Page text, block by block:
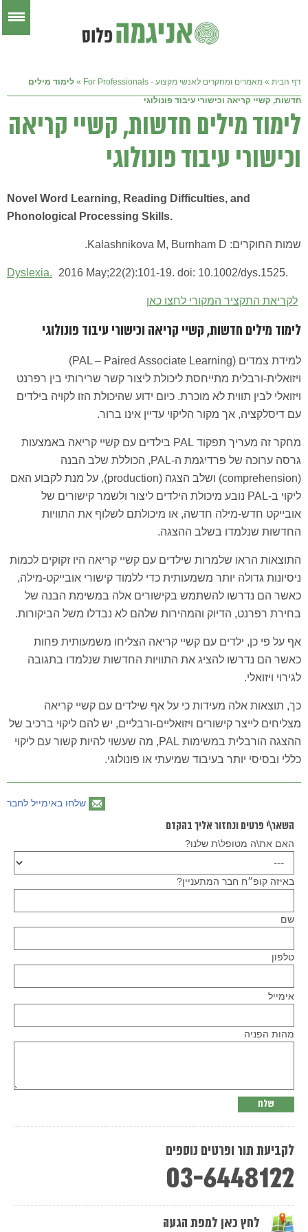
דף הבית » מאמרים ומחקרים לאנשי מקצוע - For Professionals » לימוד מילים
חדשות, קשיי קריאה וכישורי עיבוד פונולוגי
לימוד מילים חדשות, קשיי קריאה
וכישורי עיבוד פונולוגי
Novel Word Learning, Reading Difficulties, and
Phonological Processing Skills.
שמות החוקרים: Kalashnikova M, Burnham D.
Dyslexia. 2016 May;22(2):101-19. doi: 10.1002/dys.1525.
לקריאת התקציר המקורי לחצו כאן
לימוד מילים חדשות, קשיי קריאה וכישורי עיבוד פונולוגי
למידת צמדים (PAL – Paired Associate Learning)
ויזואלית-ורבלית מתייחסת ליכולת ליצור קשר שרירותי בין רפרנט
ויזואלי לבין תווית לא מוכרת. כיום ידוע שהיכולת הזו לקויה בילדים
עם דיסלקציה, אך מקור הליקוי עדיין אינו ברור.
מחקר זה מעריך תפקוד PAL בילדים עם קשיי קריאה באמצעות
גרסה ערוכה של פרדיגמת ה-PAL, הכוללת שלב הבנה
(comprehension) ושלב הצגה (production), על מנת לקבוע האם
ליקוי ב-PAL נובע מיכולת הילדים ליצור ולשמר קישורים של
אובייקט חדש-מילה חדשה, או מיכולתם לשלוף את התוויות
החדשות שנלמדו בשלב ההצגה.
התוצאות הראו שלמרות שילדים עם קשיי קריאה היו זקוקים לכמות
ניסיונות גדולה יותר משמעותית כדי ללמוד קישורי אובייקט-מילה,
כאשר הם נדרשו להשתמש בקישורים אלה במשימת הבנה של
בחירת רפרנט, הדיוק והמהירות שלהם לא נבדלו משל הביקורות.
אף על פי כן, ילדים עם קשיי קריאה הצליחו משמעותית פחות
כאשר הם נדרשו להציג את התוויות החדשות שנלמדו בתגובה
לגירוי ויזואלי.
כך, תוצאות אלה מעידות כי על אף שילדים עם קשיי קריאה
מצליחים לייצר קישורים ויזואליים-ורבליים, יש להם ליקוי ברכיב של
ההצגה הורבלית במשימות PAL, מה שעשוי להיות קשור עם ליקוי
כללי ובסיסי יותר בעיבוד שמיעתי או פונולוגי.
שלחו באימייל לחבר
השאר\י פרטים ונחזור אליך בהקדם
האם את\ה מטופל\ת שלנו?
באיזה קופ״ח חבר המתעניין?
שם
טלפון
leave
אימייל
מהות הפניה
לקביעת תור ופרטים נוספים
03-6448122
לחץ כאן למפת הגעה